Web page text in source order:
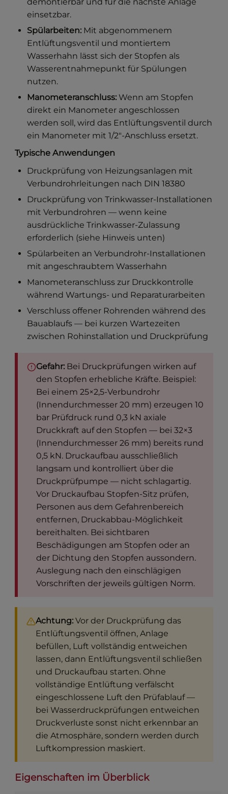
einsetzbar.
Spülarbeiten: Mit abgenommenem
Entlüftungsventil und montiertem
Wasserhahn lässt sich der Stopfen als
Wasserentnahmepunkt für Spülungen
nutzen.
Manometeranschluss: Wenn am Stopfen
direkt ein Manometer angeschlossen
werden soll, wird das Entlüftungsventil durch
ein Manometer mit 1/2″-Anschluss ersetzt.
Typische Anwendungen
Druckprüfung von Heizungsanlagen mit
Verbundrohrleitungen nach DIN 18380
Druckprüfung von Trinkwasser-Installationen
mit Verbundrohren — wenn keine
ausdrückliche Trinkwasser-Zulassung
erforderlich (siehe Hinweis unten)
Spülarbeiten an Verbundrohr-Installationen
mit angeschraubtem Wasserhahn
Manometeranschluss zur Druckkontrolle
während Wartungs- und Reparaturarbeiten
Verschluss offener Rohrenden während des
Bauablaufs — bei kurzen Wartezeiten
zwischen Rohinstallation und Druckprüfung
Gefahr: Bei Druckprüfungen wirken auf
den Stopfen erhebliche Kräfte. Beispiel:
Bei einem 25×2,5-Verbundrohr
(Innendurchmesser 20 mm) erzeugen 10
bar Prüfdruck rund 0,3 kN axiale
Druckkraft auf den Stopfen — bei 32×3
(Innendurchmesser 26 mm) bereits rund
0,5 kN. Druckaufbau ausschließlich
langsam und kontrolliert über die
Druckprüfpumpe — nicht schlagartig.
Vor Druckaufbau Stopfen-Sitz prüfen,
Personen aus dem Gefahrenbereich
entfernen, Druckabbau-Möglichkeit
bereithalten. Bei sichtbaren
Beschädigungen am Stopfen oder an
der Dichtung den Stopfen aussondern.
Auslegung nach den einschlägigen
Vorschriften der jeweils gültigen Norm.
Achtung: Vor der Druckprüfung das
Entlüftungsventil öffnen, Anlage
befüllen, Luft vollständig entweichen
lassen, dann Entlüftungsventil schließen
und Druckaufbau starten. Ohne
vollständige Entlüftung verfälscht
eingeschlossene Luft den Prüfablauf —
bei Wasserdruckprüfungen entweichen
Druckverluste sonst nicht erkennbar an
die Atmosphäre, sondern werden durch
Luftkompression maskiert.
Eigenschaften im Überblick